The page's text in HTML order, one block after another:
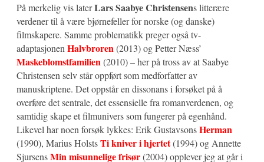
På merkelig vis laterLars Saabye Christensens litterære
verdener til å være bjørnefeller for norske (og danske)
filmskapere. Samme problematikk preger også tv-
adaptasjonenHalvbroren(2013) og Petter Næss’
Maskeblomstfamilien(2010) – her på tross av at Saabye
Christensen selv står oppført som medforfatter av
manuskriptene. Det oppstår en dissonans i forsøket på å
overføre det sentrale, det essensielle fra romanverdenen, og
samtidig skape et filmunivers som fungerer på egenhånd.
Likevel har noen forsøk lykkes: Erik GustavsonsHerman
(1990), Marius HolstsTi kniver i hjertet(1994) og Annette
SjursensMin misunnelige frisør(2004) opplever jeg at går i